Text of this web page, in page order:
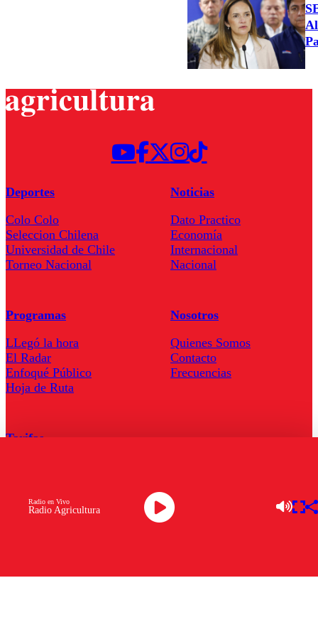
Radio Agricultura
Radio en Vivo
Deportes
Colo Colo
Seleccion Chilena
Universidad de Chile
Torneo Nacional
Noticias
Dato Practico
Economía
Internacional
Nacional
Programas
LLegó la hora
El Radar
Enfoqué Público
Hoja de Ruta
Nosotros
Quienes Somos
Contacto
Frecuencias
Tarifas
Descarga la APP